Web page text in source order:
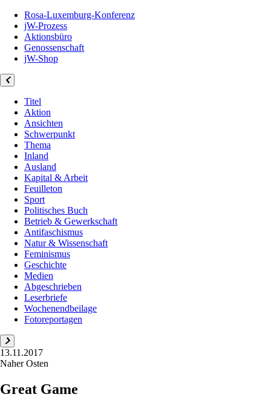
Rosa-Luxemburg-Konferenz
jW-Prozess
Aktionsbüro
Genossenschaft
jW-Shop
Titel
Aktion
Ansichten
Schwerpunkt
Thema
Inland
Ausland
Kapital & Arbeit
Feuilleton
Sport
Politisches Buch
Betrieb & Gewerkschaft
Antifaschismus
Natur & Wissenschaft
Feminismus
Geschichte
Medien
Abgeschrieben
Leserbriefe
Wochenendbeilage
Fotoreportagen
13.11.2017
Naher Osten
Great Game